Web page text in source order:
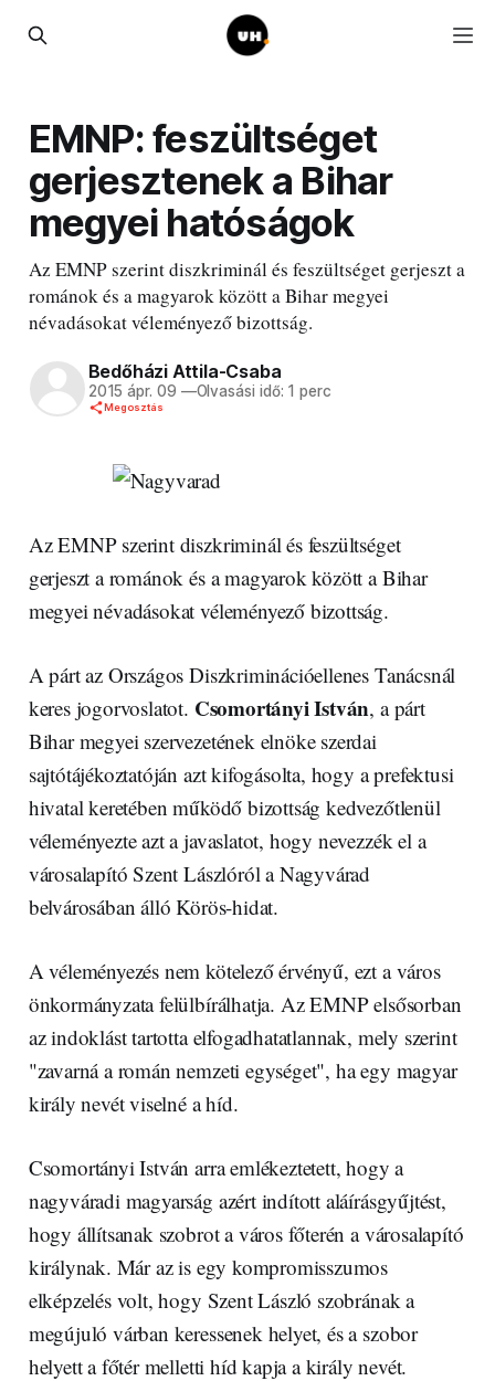
EMNP: feszültséget
gerjesztenek a Bihar
megyei hatóságok
Az EMNP szerint diszkriminál és feszültséget gerjeszt a
románok és a magyarok között a Bihar megyei
névadásokat véleményező bizottság.
Bedőházi Attila-Csaba
2015 ápr. 09 —Olvasási idő: 1 perc
Megosztás
Az EMNP szerint diszkriminál és feszültséget
gerjeszt a románok és a magyarok között a Bihar
megyei névadásokat véleményező bizottság.
A párt az Országos Diszkriminációellenes Tanácsnál
keres jogorvoslatot. Csomortányi István, a párt
Bihar megyei szervezetének elnöke szerdai
sajtótájékoztatóján azt kifogásolta, hogy a prefektusi
hivatal keretében működő bizottság kedvezőtlenül
véleményezte azt a javaslatot, hogy nevezzék el a
városalapító Szent Lászlóról a Nagyvárad
belvárosában álló Körös-hidat.
A véleményezés nem kötelező érvényű, ezt a város
önkormányzata felülbírálhatja. Az EMNP elsősorban
az indoklást tartotta elfogadhatatlannak, mely szerint
"zavarná a román nemzeti egységet", ha egy magyar
király nevét viselné a híd.
Csomortányi István arra emlékeztetett, hogy a
nagyváradi magyarság azért indított aláírásgyűjtést,
hogy állítsanak szobrot a város főterén a városalapító
királynak. Már az is egy kompromisszumos
elképzelés volt, hogy Szent László szobrának a
megújuló várban keressenek helyet, és a szobor
helyett a főtér melletti híd kapja a király nevét.